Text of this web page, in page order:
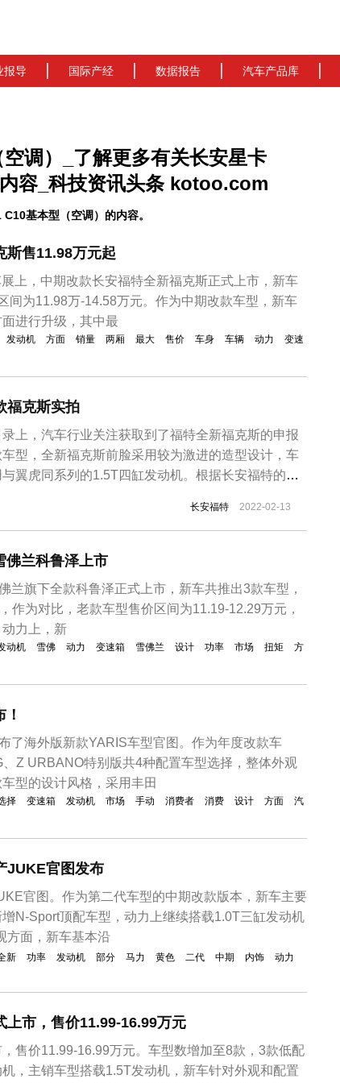
报导 国际产经 数据报告 汽车产品库
调）_了解更多有关长安星卡
容_科技资讯头条 kotoo.com
基本型（空调）的内容。
斯售11.98万元起
上，中期改款长安福特全新福克斯正式上市，新车
间为11.98万-14.58万元。作为中期改款车型，新车
进行升级，其中最
发动机 方面 销量 两厢 最大 售价 车身 车辆 动力
变速
福克斯实拍
上，汽车行业关注获取到了福特全新福克斯的申报
型，全新福克斯前脸采用较为激进的造型设计，车
翼虎同系列的1.5T四缸发动机。根据长安福特的规
申报车型包含有两厢版、三厢版以及对应的ST Line
上...
长安福特 2022-02-13
佛兰科鲁泽上市
兰旗下全款科鲁泽正式上市，新车共推出3款车型，
作为对比，老款车型售价区间为11.19-12.29万元，
力上，新
动机 雪佛 动力 变速箱 雪佛兰 设计 功率 市场 扭矩
方
了海外版新款YARIS车型官图。作为年度改款车
Z URBANO特别版共4种配置车型选择，整体外观
型的设计风格，采用丰田
择 变速箱 发动机 市场 手动 消费者 消费 设计 方面
汽
JUKE官图发布
官图。作为第二代车型的中期改款版本，新车主要
N-Sport顶配车型，动力上继续搭载1.0T三缸发动机
方面，新车基本沿
新 功率 发动机 部分 马力 黄色 二代 中期 内饰
动力
上市，售价11.99-16.99万元
售价11.99-16.99万元。车型数增加至8款，3款低配
，主销车型搭载1.5T发动机，新车针对外观和配置